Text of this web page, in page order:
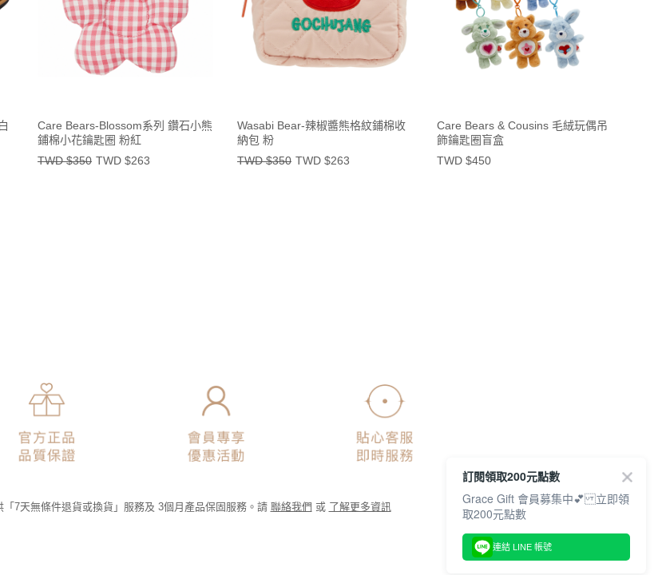
Care Bears-Blossom系列 鑽石小熊
鋪棉小花鑰匙圈 粉紅
TWD $350 TWD $263
Wasabi Bear-辣椒醬熊格紋鋪棉收
納包 粉
TWD $350 TWD $263
Care Bears & Cousins 毛絨玩偶吊
飾鑰匙圈盲盒
TWD $450
7天無條件退貨或換貨」服務及 3個月產品保固服務。請 聯絡我們 或 了解更多資訊
訂閱領取200元點數
Grace Gift 會員募集中💕 立即領
取200元點數
連結 LINE 帳號